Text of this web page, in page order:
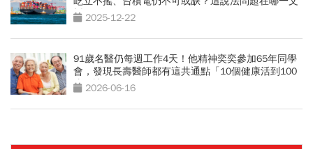
拆解2025-12-22
91歲名醫仍每週工作4天！他精神奕奕參加65年同學
會，發現長壽醫師都有這共通點「10個健康活到100
歲秘訣」
2026-06-16